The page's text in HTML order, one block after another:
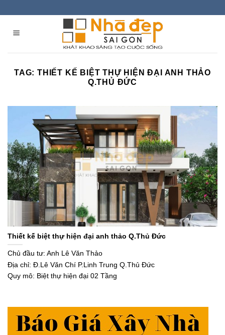
content
TAG: THIẾT KẾ BIỆT THỰ HIỆN ĐẠI ANH THẢO
Q.THỦ ĐỨC
Thiết kế biệt thự hiện đại anh thảo Q.Thủ Đức
Chủ đầu tư: Anh Lê Văn Thảo
Địa chỉ: Đ.Lê Văn Chí P.Linh Trung Q.Thủ Đức
Quy mô: Biệt thự hiện đại 02 Tầng